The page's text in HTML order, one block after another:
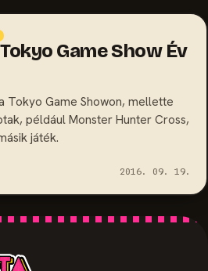
Game Show Év
Tokyo Game Showon, mellette
például Monster Hunter Cross,
játék.
2016. 09. 19.